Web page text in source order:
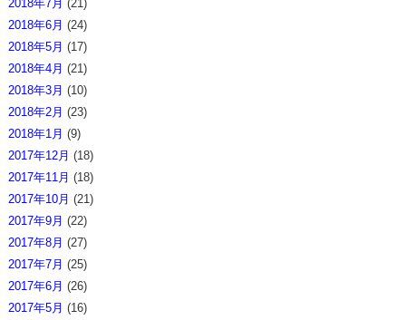
2018年7月 (21)
2018年6月 (24)
2018年5月 (17)
2018年4月 (21)
2018年3月 (10)
2018年2月 (23)
2018年1月 (9)
2017年12月 (18)
2017年11月 (18)
2017年10月 (21)
2017年9月 (22)
2017年8月 (27)
2017年7月 (25)
2017年6月 (26)
2017年5月 (16)